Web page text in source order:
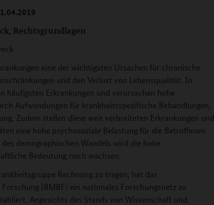
Rechtsgrundlagen
eine der wichtigsten Ursachen für chronische
und den Verlust von Lebensqualität. In
häufigsten Erkrankungen und verursachen hohe
Aufwendungen für krankheitsspezifische Behandlungen,
Zudem stellen diese weit verbreiteten Erkrankungen und
eine hohe psychosoziale Belastung für die Betroffenen
demographischen Wandels wird die hohe
Bedeutung noch wachsen.
Rechnung zu tragen, hat das
(BMBF) ein nationales Forschungsnetz zu
Angesichts des Stands von Wissenschaft und